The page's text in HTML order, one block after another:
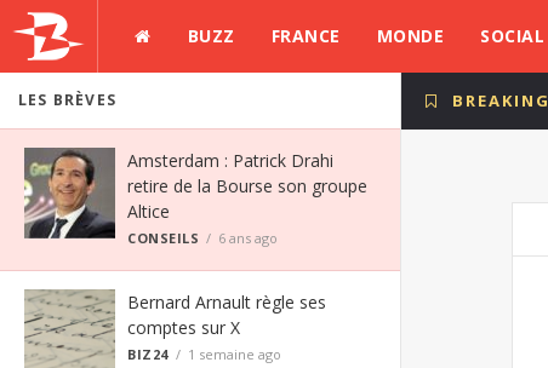
BUZZ FRANCE MONDE SOCIAL
LES BRÈVES
Amsterdam : Patrick Drahi
retire de la Bourse son groupe
Altice
CONSEILS 6 ans ago
Bernard Arnault règle ses
comptes sur X
BIZ24 1 semaine ago
BREAKING